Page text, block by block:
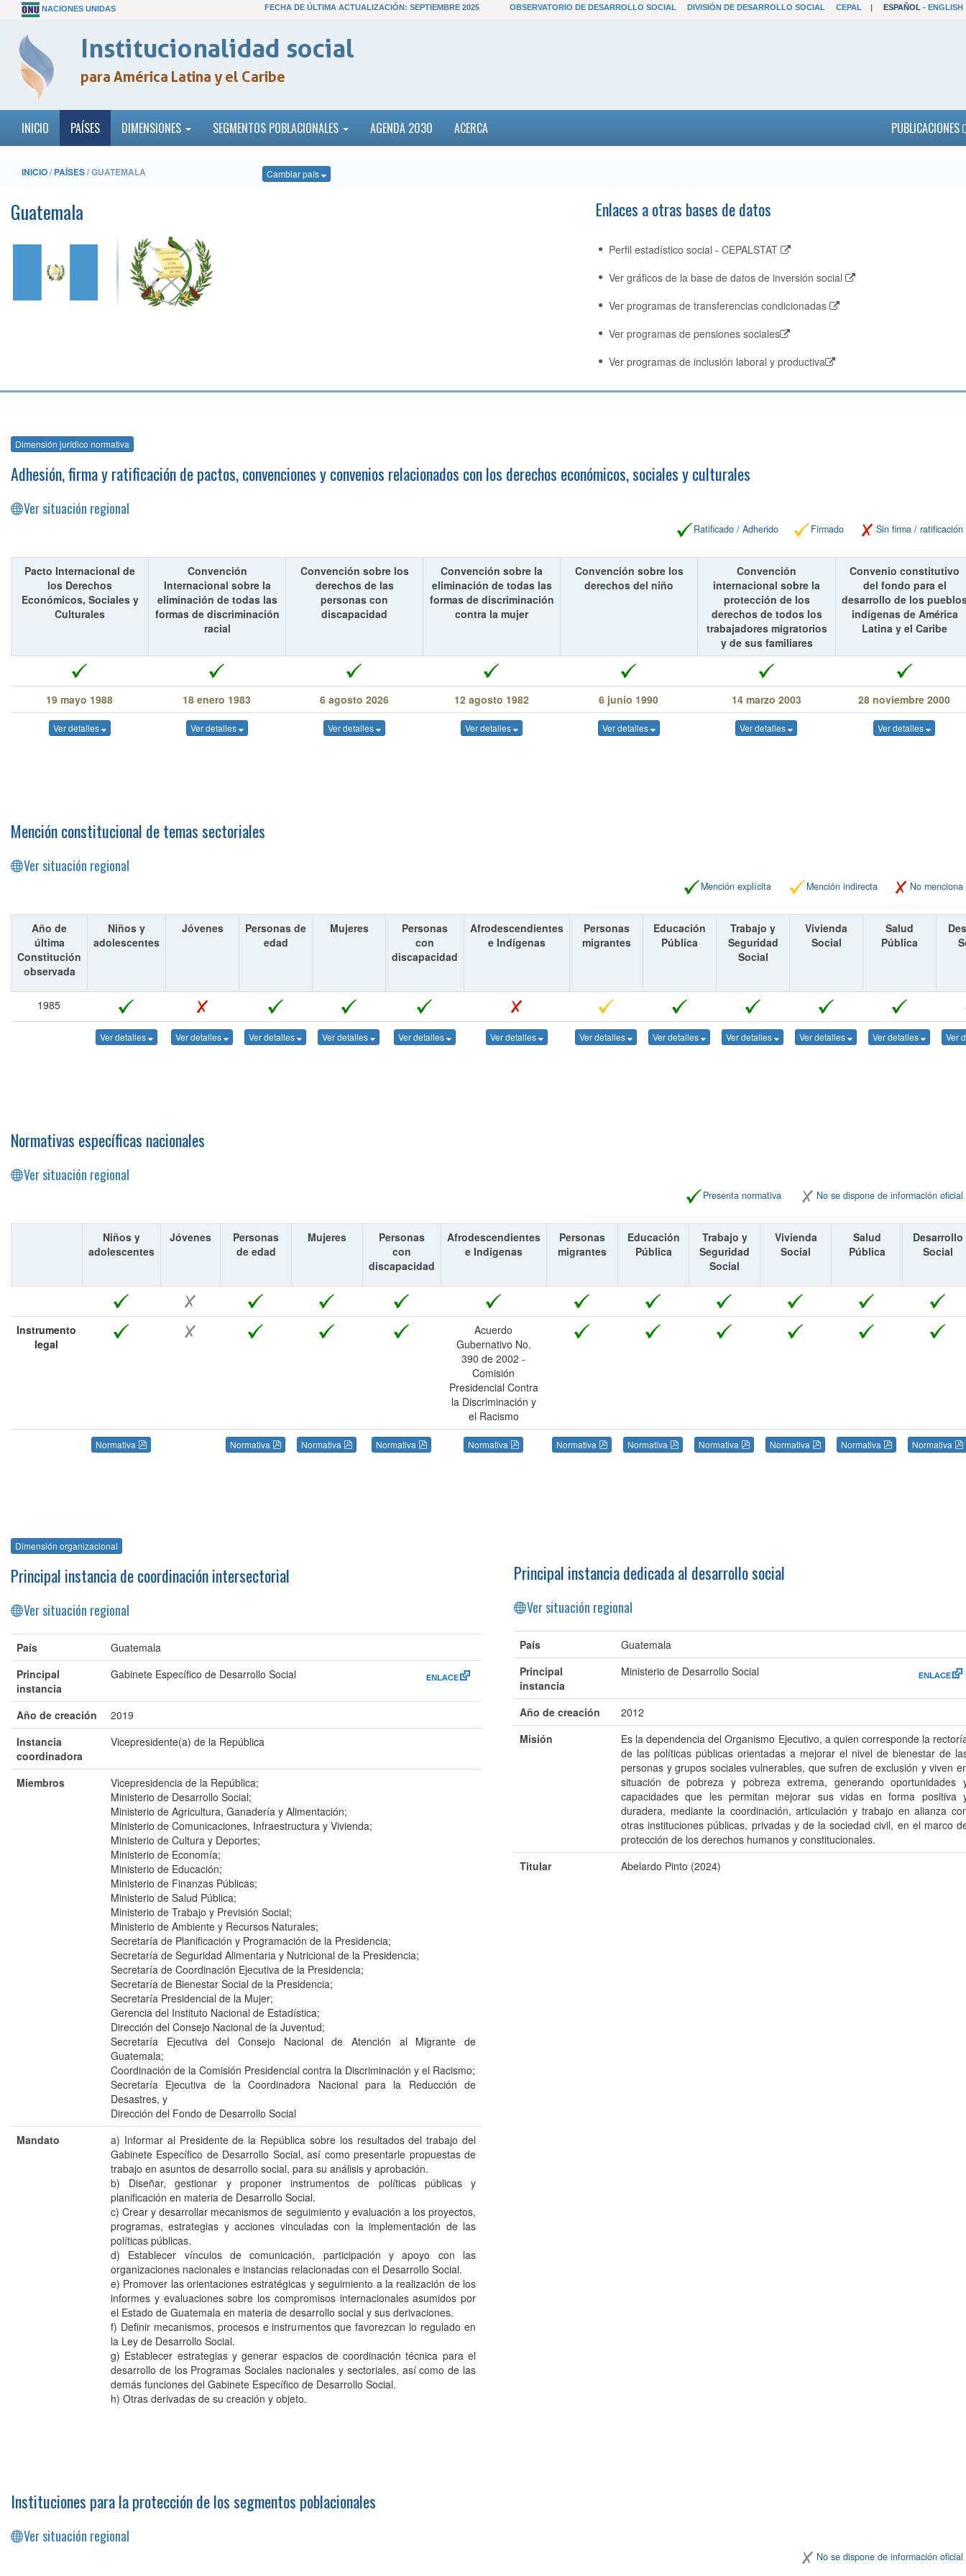
NACIONES UNIDAS FECHA DE ÚLTIMA ACTUALIZACIÓN: SEPTIEMBRE 2025 OBSERVATORIO DE DESARROLLO SOCIAL DIVISIÓN DE DESARROLLO SOCIAL CEPAL | ESPAÑOL - ENGLISH
Institucionalidad social
para América Latina y el Caribe
INICIO PAÍSES DIMENSIONES SEGMENTOS POBLACIONALES AGENDA 2030 ACERCA PUBLICACIONES
INICIO/PAÍSES/ GUATEMALA Cambiar país
Guatemala Enlaces a otras bases de datos
Perfil estadístico social - CEPALSTAT
Ver gráficos de la base de datos de inversión social
Ver programas de transferencias condicionadas
Ver programas de pensiones sociales
Ver programas de inclusión laboral y productiva
Dimensión jurídico normativa
Adhesión, firma y ratificación de pactos, convenciones y convenios relacionados con los derechos económicos, sociales y culturales
Ver situación regional
Ratificado / Adherido Firmado Sin firma / ratificación
Pacto Internacional de
los Derechos
Económicos, Sociales y
Culturales
Convención
Internacional sobre la
eliminación de todas las
formas de discriminación
racial
Convención sobre los
derechos de las
personas con
discapacidad
Convención sobre la
eliminación de todas las
formas de discriminación
contra la mujer
Convención sobre los
derechos del niño
Convención
internacional sobre la
protección de los
derechos de todos los
trabajadores migratorios
y de sus familiares
Convenio constitutivo
del fondo para el
desarrollo de los
indígenas de América
Latina y el Caribe
19 mayo 1988 18 enero 1983 6 agosto 2026 12 agosto 1982 6 junio 1990 14 marzo 2003 28 noviembre 2000
Ver detalles Ver detalles Ver detalles Ver detalles Ver detalles Ver detalles Ver detalles
Mención constitucional de temas sectoriales
Ver situación regional
Mención explícita Mención indirecta No menciona
Año de
última
Constitución
observada
Niños y
adolescentes
Jóvenes
Personas de
edad
Mujeres
Personas
con
discapacidad
Afrodescendientes
e Indígenas
Personas
migrantes
Educación
Pública
Trabajo y
Seguridad
Social
Vivienda
Social
Salud
Pública
1985
Ver detalles Ver detalles Ver detalles Ver detalles Ver detalles Ver detalles Ver detalles Ver detalles Ver detalles Ver detalles Ver detalles Ver
Normativas específicas nacionales
Ver situación regional
Presenta normativa No se dispone de información oficial
Niños y
adolescentes
Jóvenes
Personas
de edad
Mujeres
Personas
con
discapacidad
Afrodescendientes
e Indígenas
Personas
migrantes
Educación
Pública
Trabajo y
Seguridad
Social
Vivienda
Social
Salud
Pública
Desarrollo
Social
Instrumento
legal
Acuerdo
Gubernativo No.
390 de 2002 -
Comisión
Presidencial Contra
la Discriminación y
el Racismo
Normativa Normativa Normativa Normativa Normativa Normativa Normativa Normativa Normativa Normativa Normativa
Dimensión organizacional
Principal instancia de coordinación intersectorial
Ver situación regional
País
Guatemala
Principal
instancia
Gabinete Específico de Desarrollo Social
Año de creación
2019
Instancia
coordinadora
Vicepresidente(a) de la República
Miembros
Vicepresidencia de la República;
Ministerio de Desarrollo Social;
Ministerio de Agricultura, Ganadería y Alimentación;
Ministerio de Comunicaciones, Infraestructura y Vivienda;
Ministerio de Cultura y Deportes;
Ministerio de Economía;
Ministerio de Educación;
Ministerio de Finanzas Públicas;
Ministerio de Salud Pública;
Ministerio de Trabajo y Previsión Social;
Ministerio de Ambiente y Recursos Naturales;
Secretaría de Planificación y Programación de la Presidencia;
Secretaría de Seguridad Alimentaria y Nutricional de la Presidencia;
Secretaría de Coordinación Ejecutiva de la Presidencia;
Secretaría de Bienestar Social de la Presidencia;
Secretaría Presidencial de la Mujer;
Gerencia del Instituto Nacional de Estadística;
Dirección del Consejo Nacional de la Juventud;
Secretaría Ejecutiva del Consejo Nacional de Atención al Migrante de
Guatemala;
Coordinación de la Comisión Presidencial contra la Discriminación y el Racismo;
Secretaría Ejecutiva de la Coordinadora Nacional para la Reducción de
Desastres, y
Dirección del Fondo de Desarrollo Social
Mandato
a) Informar al Presidente de la República sobre los resultados del trabajo del
Gabinete Específico de Desarrollo Social, así como presentarle propuestas de
trabajo en asuntos de desarrollo social, para su análisis y aprobación.
b) Diseñar, gestionar y proponer instrumentos de políticas públicas y
planificación en materia de Desarrollo Social.
c) Crear y desarrollar mecanismos de seguimiento y evaluación a los proyectos,
programas, estrategias y acciones vinculadas con la implementación de las
políticas públicas.
d) Establecer vínculos de comunicación, participación y apoyo con las
organizaciones nacionales e instancias relacionadas con el Desarrollo Social.
e) Promover las orientaciones estratégicas y seguimiento a la realización de los
informes y evaluaciones sobre los compromisos internacionales asumidos por
el Estado de Guatemala en materia de desarrollo social y sus derivaciones.
f) Definir mecanismos, procesos e instrumentos que favorezcan lo regulado en
la Ley de Desarrollo Social.
g) Establecer estrategias y generar espacios de coordinación técnica para el
desarrollo de los Programas Sociales nacionales y sectoriales, así como de las
demás funciones del Gabinete Específico de Desarrollo Social.
h) Otras derivadas de su creación y objeto.
Principal instancia dedicada al desarrollo social
Ver situación regional
País
Guatemala
Principal
instancia
Ministerio de Desarrollo Social
Año de creación
2012
Misión
Es la dependencia del Organismo Ejecutivo, a quien corresponde la
de las políticas públicas orientadas a mejorar el nivel de bienestar de
personas y grupos sociales vulnerables, que sufren de exclusión y viven
situación de pobreza y pobreza extrema, generando oportunidades
capacidades que les permitan mejorar sus vidas en forma positiva
duradera, mediante la coordinación, articulación y trabajo en alianza
otras instituciones públicas, privadas y de la sociedad civil, en el marco
protección de los derechos humanos y constitucionales.
Titular
Abelardo Pinto (2024)
Instituciones para la protección de los segmentos poblacionales
Ver situación regional
No se dispone de información oficial